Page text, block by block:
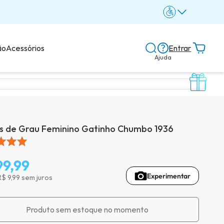
Acessórios
Ajuda
Dicas de lentes
Entrar
de Grau Feminino Gatinho Chumbo 1936
9,99 sem juros Experimentar
Produto sem estoque no momento